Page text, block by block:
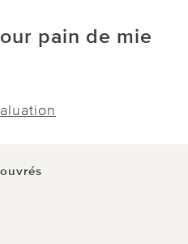
pain de mie